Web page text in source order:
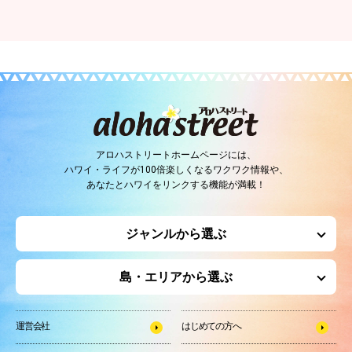
アロハストリートホームページには、
ハワイ・ライフが100倍楽しくなるワクワク情報や、
あなたとハワイをリンクする機能が満載！
ジャンルから選ぶ
島・エリアから選ぶ
運営会社 はじめての方へ